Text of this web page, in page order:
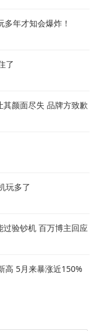
年才知会爆炸！
了
颜面尽失 品牌方致歉
玩多了
验钞机 百万博主回应
高 5月来暴涨近150%